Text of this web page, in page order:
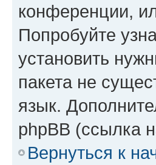
конференции,
Попробуйте
установить
пакета не
язык.
phpBB (ссылка
Вернуться к